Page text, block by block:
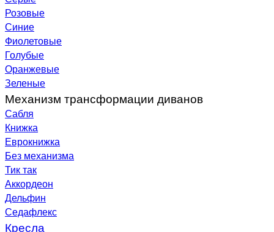
Розовые
Синие
Фиолетовые
Голубые
Оранжевые
Зеленые
Механизм трансформации диванов
Сабля
Книжка
Еврокнижка
Без механизма
Тик так
Аккордеон
Дельфин
Седафлекс
Кресла